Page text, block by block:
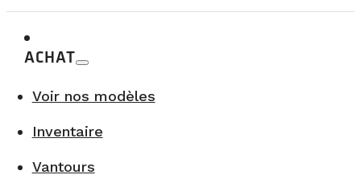
ACHAT
Voir nos modèles
Inventaire
Vantours